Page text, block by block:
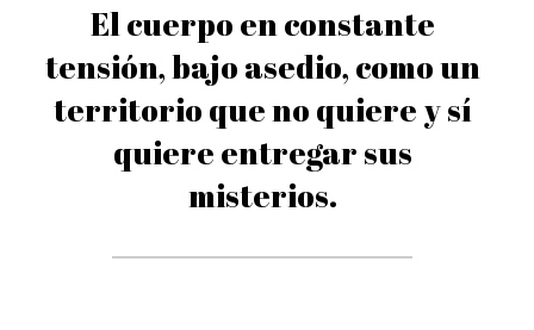
El cuerpo en constante
tensión, bajo asedio, como un
territorio que no quiere y sí
quiere entregar sus
misterios.